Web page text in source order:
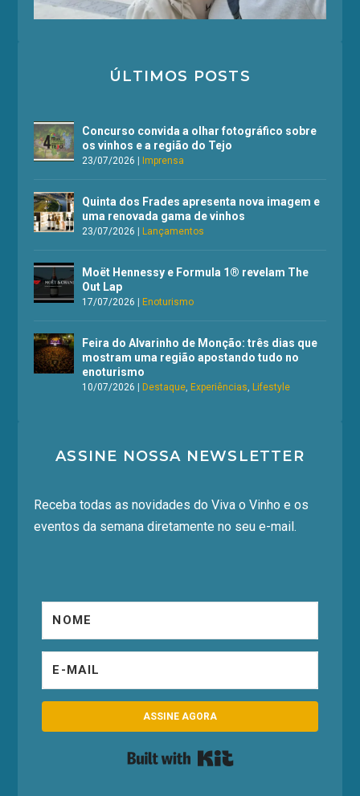
ÚLTIMOS POSTS
Concurso convida a olhar fotográfico sobre
os vinhos e a região do Tejo
23/07/2026 |Imprensa
Quinta dos Frades apresenta nova imagem e
uma renovada gama de vinhos
23/07/2026 |Lançamentos
Moët Hennessy e Formula 1® revelam The
Out Lap
17/07/2026 |Enoturismo
Feira do Alvarinho de Monção: três dias que
mostram uma região apostando tudo no
enoturismo
10/07/2026 |Destaque ,Experiências ,Lifestyle
ASSINE NOSSA NEWSLETTER
Receba todas as novidades do Viva o Vinho e os
eventos da semana diretamente no seu e-mail.
ASSINE AGORA